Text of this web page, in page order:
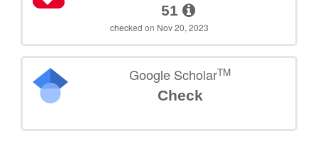
51
checked on Nov 20, 2023
Google ScholarTM
Check